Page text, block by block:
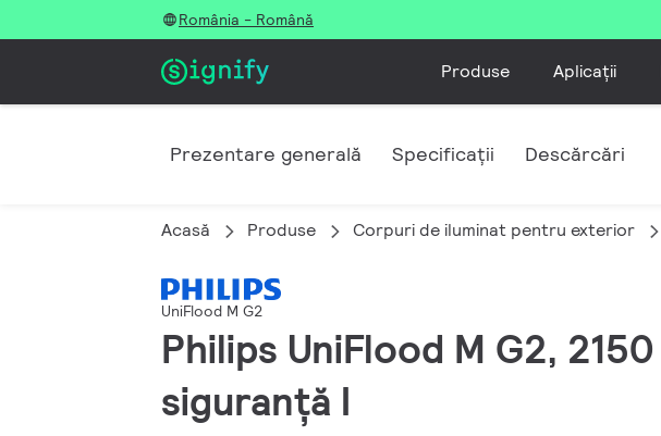
România - Română
Produse Aplicații
Prezentare generală Specificații Descărcări
Acasă Produse Corpuri de iluminat pentru exterior
UniFlood M G2
Philips UniFlood M G2,
siguranță I